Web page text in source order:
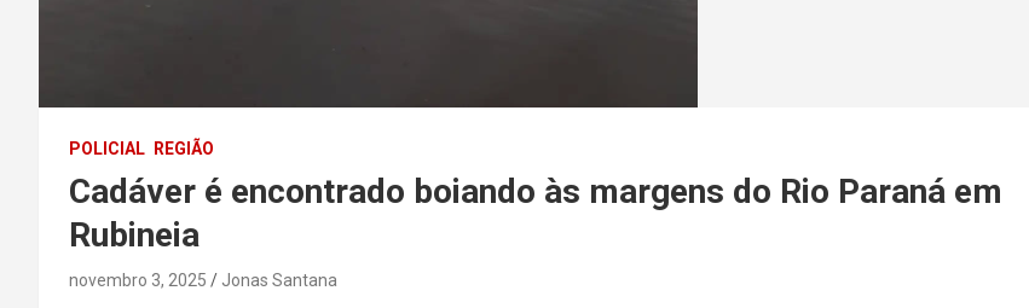
POLICIAL REGIÃO
Cadáver é encontrado boiando às margens do Rio Paraná em
Rubineia
novembro 3, 2025 Jonas Santana